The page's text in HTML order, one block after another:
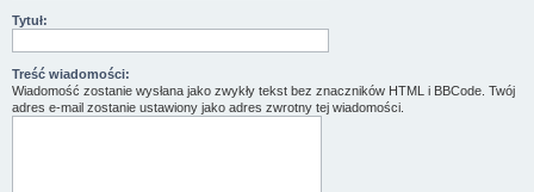
Tytuł:
Treść wiadomości:
Wiadomość zostanie wysłana jako zwykły tekst bez znaczników HTML i BBCode. Twój
adres e-mail zostanie ustawiony jako adres zwrotny tej wiadomości.